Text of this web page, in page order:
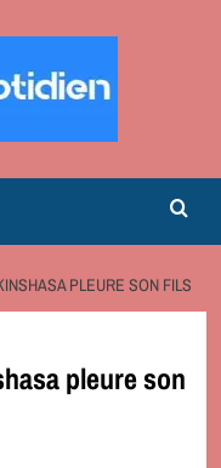
PLEURE SON FILS
pleure son